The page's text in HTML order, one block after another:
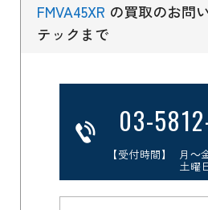
FMVA45XR の買取のお問
テックまで
03-
【受付時間】 月～
土曜